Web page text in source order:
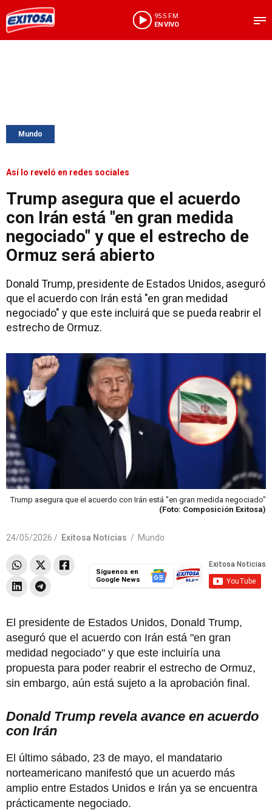
95.5 FM
EN VIVO
Mundo
Así lo reveló en redes sociales
Trump asegura que el acuerdo
con Irán está "en gran medida
negociado" y que el estrecho de
Ormuz será abierto
Donald Trump, presidente de Estados Unidos, aseguró
que el acuerdo con Irán está "en gran medidad
negociado" y que este incluirá que se pueda reabrir el
estrecho de Ormuz.
Trump asegura que el acuerdo con Irán está "en gran medida negociado"
(Foto: Composición Exitosa)
24/05/2026 / Exitosa Noticias / Mundo
Síguenos en
Google News
El presidente de Estados Unidos, Donald Trump,
aseguró que el acuerdo con Irán está "en gran
medidad negociado" y que este incluiría una
propuesta para poder reabrir el estrecho de Ormuz,
sin embargo, aún está sujeto a la aprobación final.
Donald Trump revela avance en acuerdo
con Irán
El último sábado, 23 de mayo, el mandatario
norteamericano manifestó que un acuerdo más
amplio entre Estados Unidos e Irán ya se encuentra
prácticamente negociado.